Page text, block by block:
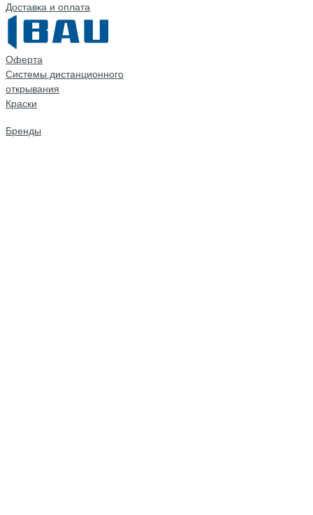
Доставка и оплата
Оферта
Системы дистанционного
открывания
Краски
Бренды